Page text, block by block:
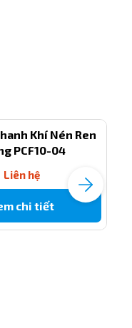
Khí Nén Ren
PCF10-04
Liên hệ
chi tiết